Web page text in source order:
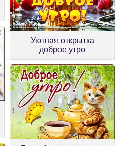
Уютная открытка
доброе утро